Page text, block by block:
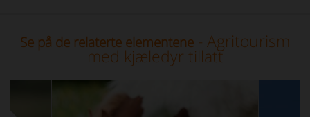
Se på de relaterte elementene - Agritourism
med kjæledyr tillatt